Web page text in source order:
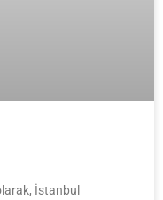
İstanbul